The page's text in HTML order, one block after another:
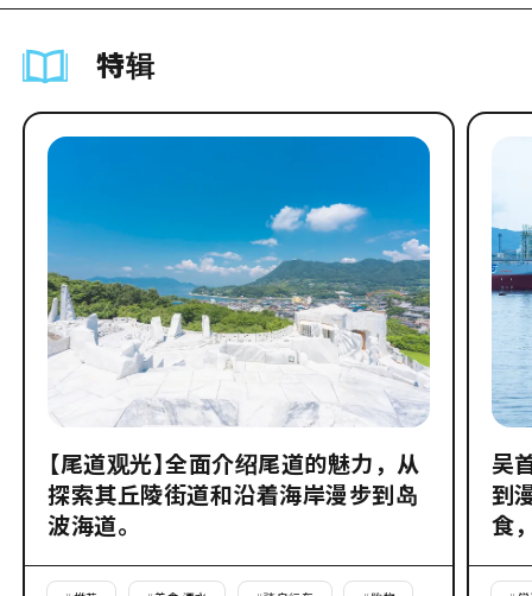
特辑
【尾道观光】全面介绍尾道的魅力，从
探索其丘陵街道和沿着海岸漫步到岛
波海道。
吴
到
食